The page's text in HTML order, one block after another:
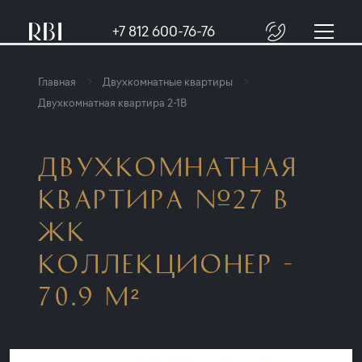
+7 812 600-76-76
Главная
Двухкомнатные квартиры
Двухкомнатная квартира 2-1B
ДВУХКОМНАТНАЯ
КВАРТИРА №27 В
ЖК
КОЛЛЕКЦИОНЕР -
70.9 М²